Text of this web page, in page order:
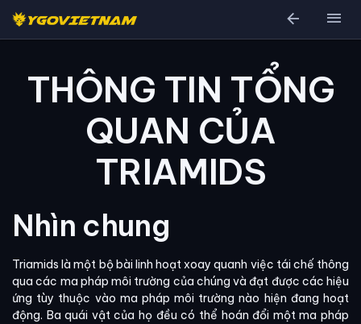
arrow_back menu
THÔNG TIN TỔNG
QUAN CỦA
TRIAMIDS
Nhìn chung
Triamids là một bộ bài linh hoạt xoay quanh việc tái chế thông
qua các ma pháp môi trường của chúng và đạt được các hiệu
ứng tùy thuộc vào ma pháp môi trường nào hiện đang hoạt
động. Ba quái vật của họ đều có thể hoán đổi một ma pháp